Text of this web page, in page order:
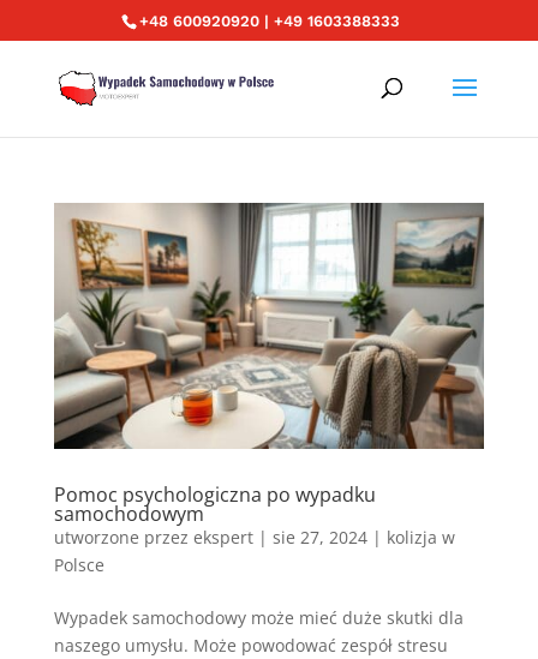
+48 600920920 | +49 1603388333
Pomoc psychologiczna po wypadku
samochodowym
utworzone przez ekspert| sie 27, 2024| kolizja w
Polsce
Wypadek samochodowy może mieć duże skutki dla
naszego umysłu. Może powodować zespół stresu